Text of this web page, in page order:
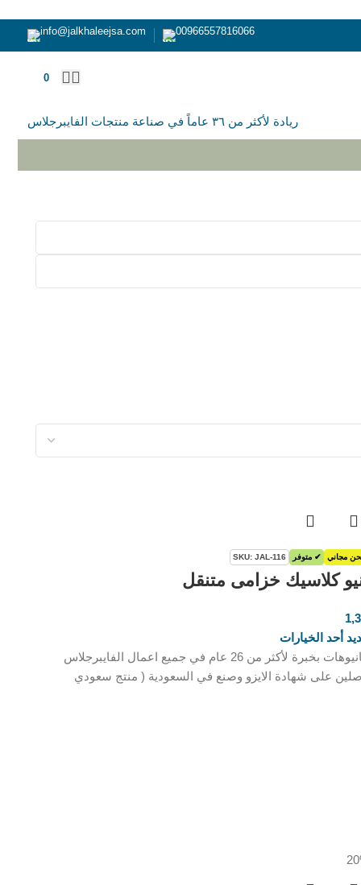
00966557816066
info@jalkhaleejsa.com
0
ريادة لأكثر من ٣٦ عاماً في صناعة منتجات الفايبرجلاس
مجاني ✔ متوفر SKU: JAL-116
كلاسيك خزامى متنقل
أحد الخيارات
البانيوهات بخبرة لأكثر من 26 عام في جميع اعمال الفايبرجلاس
على شهادة الايزو وصنع في السعودية ( منتج سعودي